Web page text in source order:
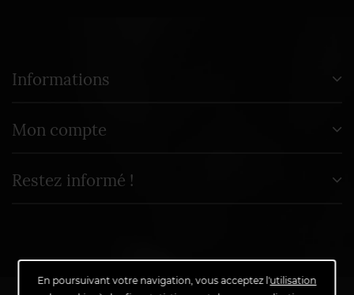
En poursuivant votre navigation, vous acceptez l'utilisation
Informations
Mon compte
Restez informé !